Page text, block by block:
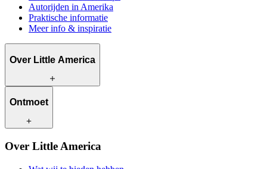
Autorijden in Amerika
Praktische informatie
Meer info & inspiratie
Over Little America
Wat wij te bieden hebben
Wat ons uniek maakt
Contact
Werken bij Little America
Ontmoet
Onze reisadviseurs
Over Little America